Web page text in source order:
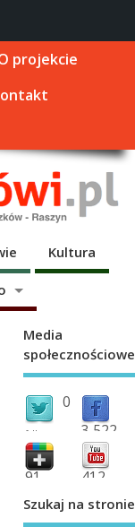
projekcie
Kultura
Media
społecznościowe
0
followers 3,522
fans
91 412
Szukaj na stronie